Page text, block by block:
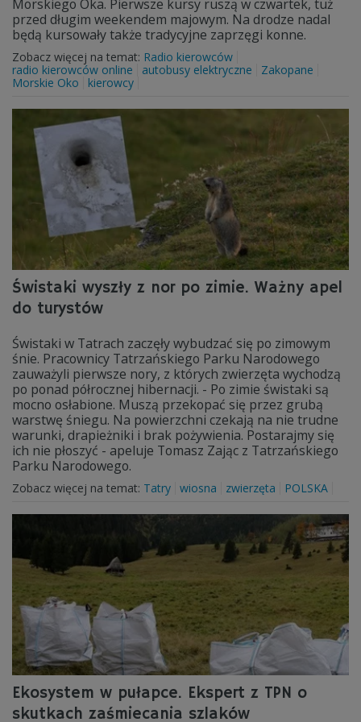
Morskiego Oka. Pierwsze kursy ruszą w czwartek, tuż
przed długim weekendem majowym. Na drodze nadal
będą kursowały także tradycyjne zaprzęgi konne.
Zobacz więcej na temat: Radio kierowców
radio kierowców online
autobusy elektryczne
Zakopane
Morskie Oko
kierowcy
Świstaki wyszły z nor po zimie. Ważny apel
do turystów
Świstaki w Tatrach zaczęły wybudzać się po zimowym
śnie. Pracownicy Tatrzańskiego Parku Narodowego
zauważyli pierwsze nory, z których zwierzęta wychodzą
po ponad półrocznej hibernacji. - Po zimie świstaki są
mocno osłabione. Muszą przekopać się przez grubą
warstwę śniegu. Na powierzchni czekają na nie trudne
warunki, drapieżniki i brak pożywienia. Postarajmy się
ich nie płoszyć - apeluje Tomasz Zając z Tatrzańskiego
Parku Narodowego.
Zobacz więcej na temat: Tatry wiosna zwierzęta POLSKA
Ekosystem w pułapce. Ekspert z TPN o
skutkach zaśmiecania szlaków